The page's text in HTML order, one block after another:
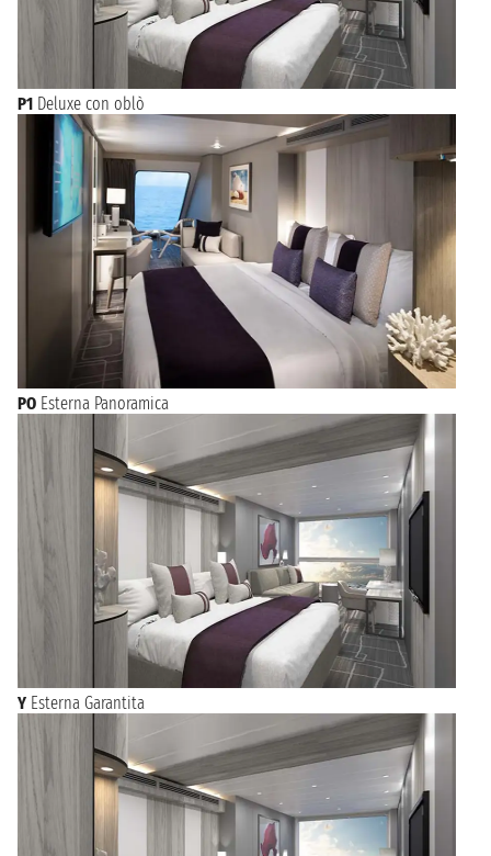
P1 Deluxe con oblò
PO Esterna Panoramica
Y Esterna Garantita